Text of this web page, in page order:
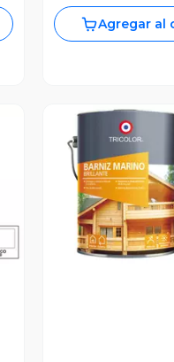
Agregar al
Vista